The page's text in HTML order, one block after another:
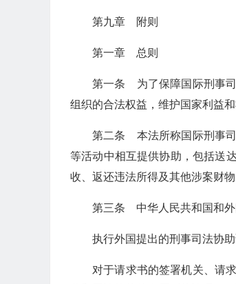
第九章 附则
第一章 总则
第一条 为了保障国际刑事司
组织的合法权益，维护国家利益
第二条 本法所称国际刑事
等活动中相互提供协助，包括送
收、返还违法所得及其他涉案财
第三条 中华人民共和国和外
执行外国提出的刑事司法协
对于请求书的签署机关、请